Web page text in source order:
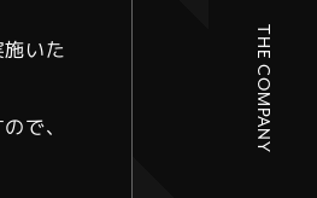
いた
で、
THE COMPANY